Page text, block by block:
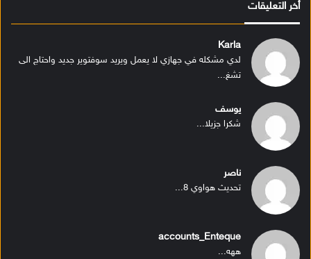
أخر التعليقات
Karla
لدي مشكله في جهازي لا يعمل ويريد سوفتوير جديد واحتاج الى
تشغ...
يوسف
شكرا جزيلا...
ناصر
تحديث هواوي 8...
accounts_Enteque
ههه...